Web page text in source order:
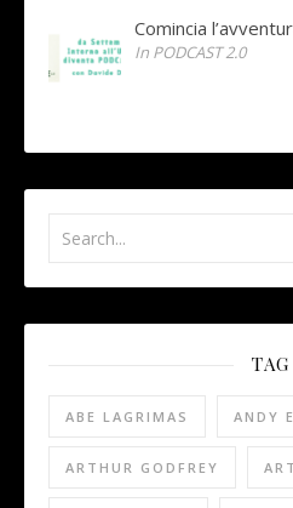
Comincia
In PODCAST 2.0
TAG
ABE LAGRIMAS ANDY
ARTHUR GODFREY